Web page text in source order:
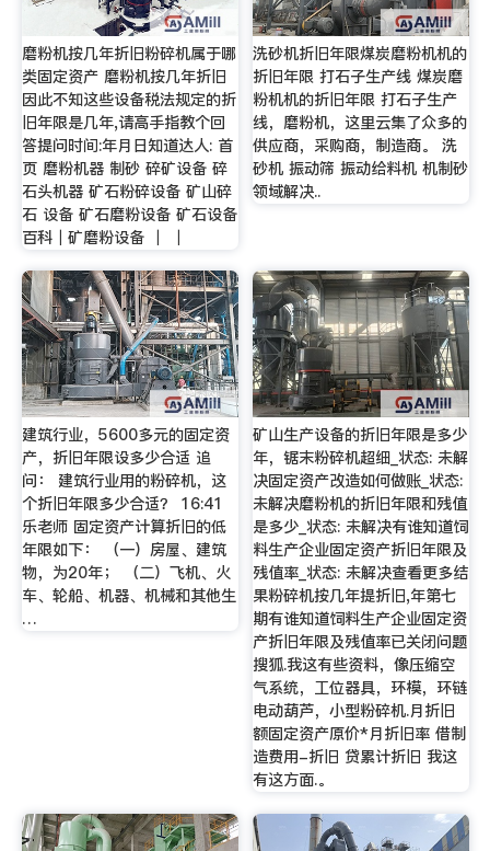
磨粉机按几年折旧粉碎机属于哪
类固定资产 磨粉机按几年折旧
因此不知这些设备税法规定的折
旧年限是几年,请高手指教个回
答提问时间:年月日知道达人: 首
页 磨粉机器 制砂 碎矿设备 碎
石头机器 矿石粉碎设备 矿山碎
石 设备 矿石磨粉设备 矿石设备
百科｜矿磨粉设备 ｜ ｜
洗砂机折旧年限煤炭磨粉机机的
折旧年限 打石子生产线 煤炭磨
粉机机的折旧年限 打石子生产
线，磨粉机，这里云集了众多的
供应商，采购商，制造商。 洗
砂机 振动筛 振动给料机 机制砂
领域解决..
建筑行业，5600多元的固定资
产，折旧年限设多少合适 追
问： 建筑行业用的粉碎机，这
个折旧年限多少合适？ 16:41
乐老师 固定资产计算折旧的低
年限如下： （一）房屋、建筑
物，为20年； （二）飞机、火
车、轮船、机器、机械和其他生
…
矿山生产设备的折旧年限是多少
年，锯末粉碎机超细_状态: 未解
决固定资产改造如何做账_状态:
未解决磨粉机的折旧年限和残值
是多少_状态: 未解决有谁知道饲
料生产企业固定资产折旧年限及
残值率_状态: 未解决查看更多结
果粉碎机按几年提折旧,年第七
期有谁知道饲料生产企业固定资
产折旧年限及残值率已关闭问题
搜狐.我这有些资料，像压缩空
气系统，工位器具，环模，环链
电动葫芦，小型粉碎机.月折旧
额固定资产原价*月折旧率 借制
造费用-折旧 贷累计折旧 我这
有这方面.。